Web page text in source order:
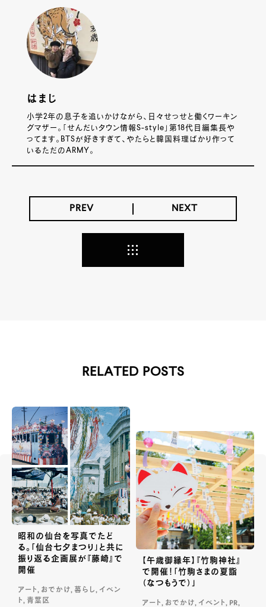
はまじ
小学2年の息子を追いかけながら、日々せっせと働くワーキン
グマザー。「せんだいタウン情報S-style」第18代目編集長や
ってます。BTSが好きすぎて、やたらと韓国料理ばかり作って
いるただのARMY。
PREV NEXT
RELATED POSTS
昭和の仙台を写真でたど
る。「仙台七夕まつり」と共に
振り返る企画展が『藤崎』で
開催
アート, おでかけ, 暮らし, イベン
ト, 青葉区
【午歳御縁年】『竹駒神社』
で開催！「竹駒さまの夏詣
（なつもうで）」
アート, おでかけ, イベント, PR,